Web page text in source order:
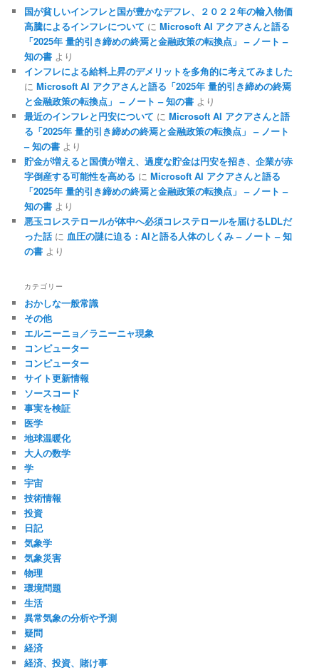
国が貧しいインフレと国が豊かなデフレ、２０２２年の輸入物価
高騰によるインフレについて にMicrosoft AI アクアさんと語る
「2025年 量的引き締めの終焉と金融政策の転換点」 – ノート –
知の書 より
インフレによる給料上昇のデメリットを多角的に考えてみました
にMicrosoft AI アクアさんと語る「2025年 量的引き締めの終焉
と金融政策の転換点」 – ノート – 知の書 より
最近のインフレと円安について にMicrosoft AI アクアさんと語
る「2025年 量的引き締めの終焉と金融政策の転換点」 – ノート
– 知の書 より
貯金が増えると国債が増え、過度な貯金は円安を招き、企業が赤
字倒産する可能性を高める にMicrosoft AI アクアさんと語る
「2025年 量的引き締めの終焉と金融政策の転換点」 – ノート –
知の書 より
悪玉コレステロールが体中へ必須コレステロールを届けるLDLだ
った話 に 血圧の謎に迫る：AIと語る人体のしくみ – ノート – 知
の書 より
カテゴリー
おかしな一般常識
その他
エルニーニョ／ラニーニャ現象
コンピューター
コンピューター
サイト更新情報
ソースコード
事実を検証
医学
地球温暖化
大人の数学
学
宇宙
技術情報
投資
日記
気象学
気象災害
物理
環境問題
生活
異常気象の分析や予測
疑問
経済
経済、投資、賭け事